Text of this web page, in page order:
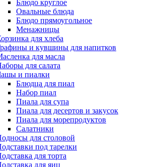
Блюдо круглое
Овальные блюда
Блюдо прямоугольное
Менажницы
для хлеба
и кувшины для напитков
для масла
для салата
и пиалки
Блюдца для пиал
Набор пиал
Пиала для супа
Пиала для десертов и закусок
Пиала для морепродуктов
Салатники
для столовой
под тарелки
для торта
для яиц